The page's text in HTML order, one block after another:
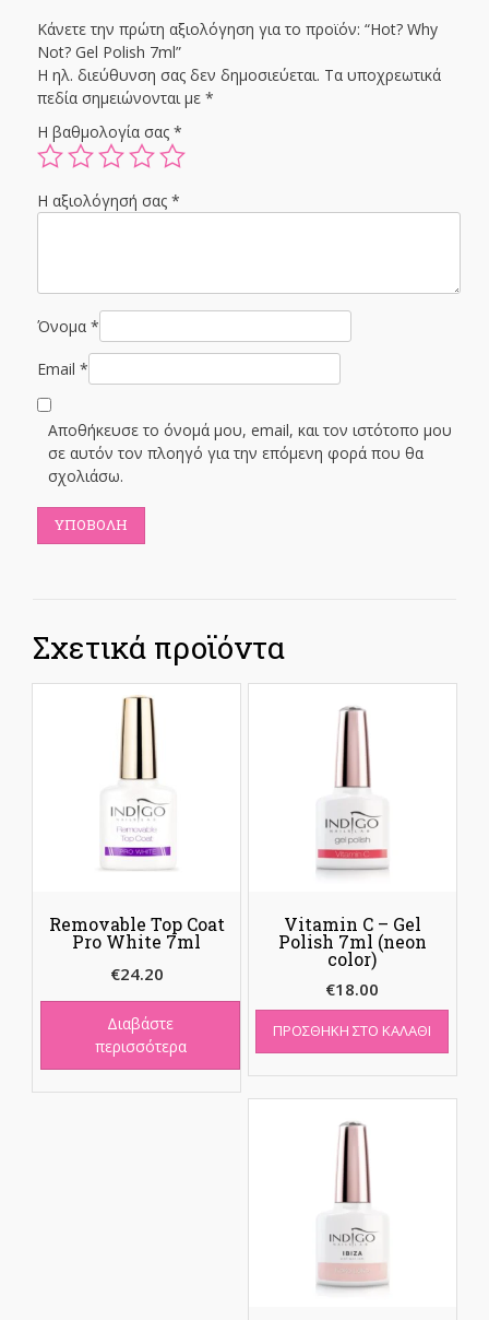
Κάνετε την πρώτη αξιολόγηση για το προϊόν: “Hot? Why
Not? Gel Polish 7ml”
Η ηλ. διεύθυνση σας δεν δημοσιεύεται. Τα υποχρεωτικά
πεδία σημειώνονται με *
Η βαθμολογία σας *
Η αξιολόγησή σας *
Όνομα *
Email *
Αποθήκευσε το όνομά μου, email, και τον ιστότοπο μου
σε αυτόν τον πλοηγό για την επόμενη φορά που θα
σχολιάσω.
Σχετικά προϊόντα
Removable Top Coat
Pro White 7ml
€24.20
Διαβάστε
περισσότερα
Vitamin C – Gel
Polish 7ml (neon
color)
€18.00
ΠΡΟΣΘΉΚΗ ΣΤΟ ΚΑΛΆΘΙ